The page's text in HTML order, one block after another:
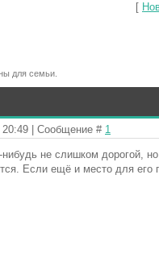
[
для семьи.
20:49 | Сообщение # 1
нибудь не слишком дорогой,
Если ещё и место для его